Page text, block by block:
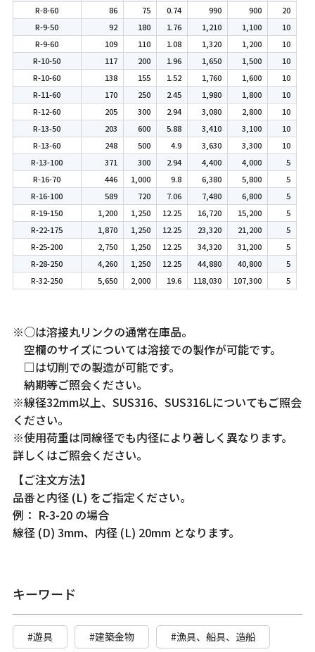
R-8-60
86 75 0.74 990 900
20
R-9-50
92 180 1.76 1,210 1,100
10
R-9-60
109 110 1.08 1,320 1,200
10
R-10-50
117 200 1.96 1,650 1,500
10
R-10-60
138 155 1.52 1,760 1,600
10
R-11-60
170 250 2.45 1,980 1,800
10
R-12-60
205 300 2.94 3,080 2,800
10
R-13-50
203 600 5.88 3,410 3,100
10
R-13-60
248 500 4.9 3,630 3,300
10
R-13-100
371 300 2.94 4,400 4,000
5
R-16-70
446 1,000 9.8 6,380 5,800
5
R-16-100
589 720 7.06 7,480 6,800
5
R-19-150
1,200 1,250 12.25 16,720 15,200
5
R-22-175
1,870 1,250 12.25 23,320 21,200
5
R-25-200
2,750 1,250 12.25 34,320 31,200
5
R-28-250
4,260 1,250 12.25 44,880 40,800
5
R-32-250
5,650 2,000 19.6 118,030 107,300 5
※○は溶接丸リンクの通常在庫品。
空欄のサイズについては溶接での製作が可能です。
□は切削での製造が可能です。
納期等ご照会ください。
※線径32mm以上、SUS316、SUS316Lについてもご照会
ください。
※使用荷重は同線径でも内径により著しく異なります。
詳しくはご照会ください。
【ご注文方法】
品番と内径 (L) をご指定ください。
例： R-3-20 の場合
線径 (D) 3mm、内径 (L) 20mm となります。
キーワード
#遊具 #建築金物 #漁具、船具、造船